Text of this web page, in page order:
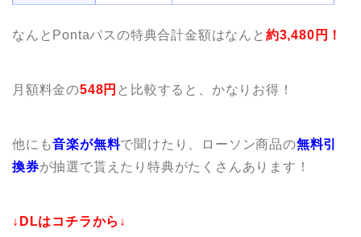
なんとPontaパスの特典合計金額はなんと 約3,480円！
月額料金の548円 と比較すると、かなりお得！
他にも音楽が無料で聞けたり、ローソン商品の無料引
換券が抽選で貰えたり特典がたくさんあります！
↓DLはコチラから↓